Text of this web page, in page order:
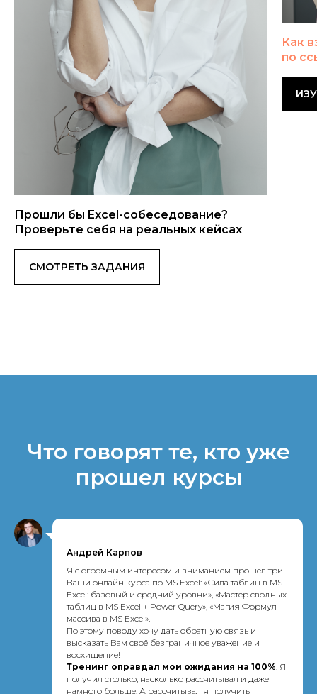
Прошли бы Excel-собеседование?
Проверьте себя на реальных кейсах
СМОТРЕТЬ ЗАДАНИЯ
Как
по
Что говорят те, кто уже
прошел курсы
Андрей Карпов
Я с огромным интересом и вниманием прошел три
Ваши онлайн курса по MS Excel: «Сила таблиц в MS
Excel: базовый и средний уровни», «Мастер cводных
таблиц в MS Excel + Power Query», «Магия Формул
массива в MS Excel».
По этому поводу хочу дать обратную связь и
высказать Вам своё безграничное уважение и
восхищение!
Тренинг оправдал мои ожидания на 100% . Я
получил столько, насколько рассчитывал и даже
намного больше. А рассчитывал я получить